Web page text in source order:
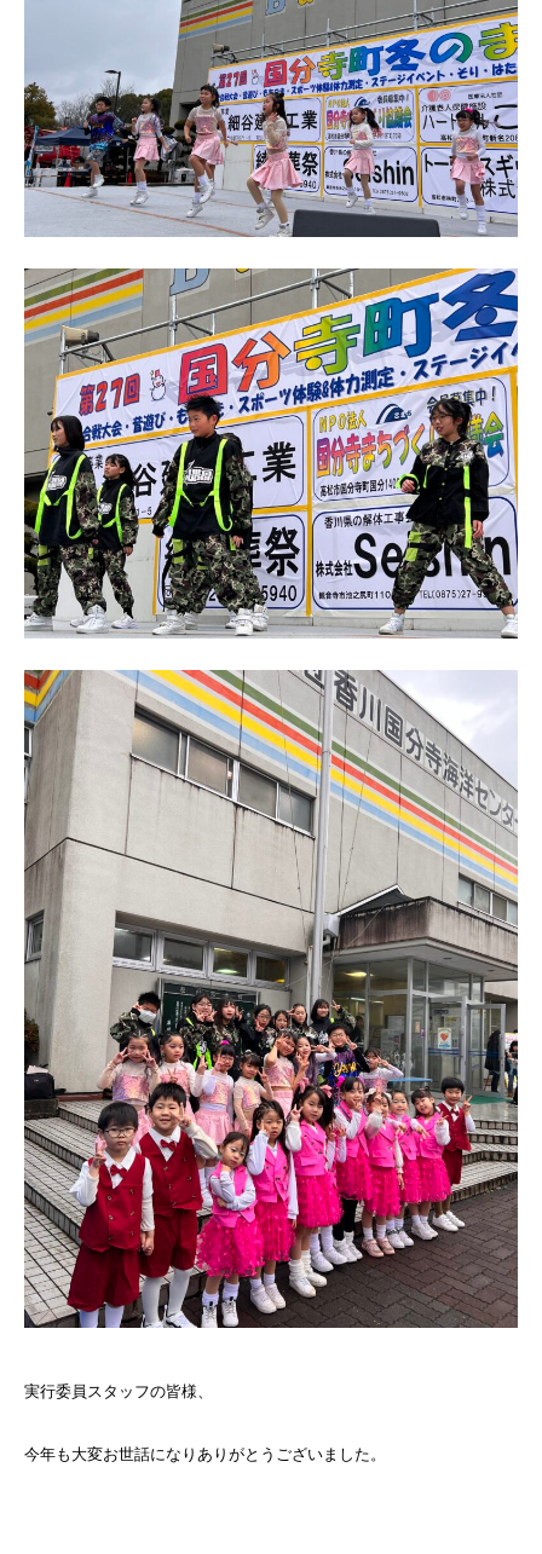
実行委員スタッフの皆様、
今年も大変お世話になりありがとうございました。